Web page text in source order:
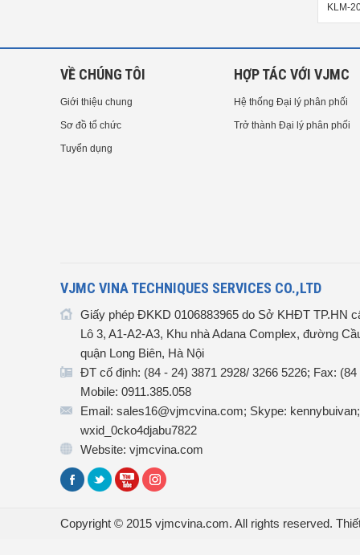
KLM-
KLM-
VỀ CHÚNG TÔI
Giới thiệu chung
Sơ đồ tổ chức
Tuyển dụng
HỢP TÁC VỚI VJMC
Hệ thống Đại lý phân phối
Trở thành Đại lý phân phối
VJMC VINA TECHNIQUES SERVICES CO.,LTD
Giấy phép ĐKKD 0106883965 do Sở KHĐT TP.HN
Lô 3, A1-A2-A3, Khu nhà Adana Complex, đường
quận Long Biên, Hà Nội
ĐT cố định: (84 - 24) 3871 2928/ 3266 5226; Fax:
Mobile: 0911.385.058
Email: sales16@vjmcvina.com; Skype:
wxid_0cko4djabu7822
Website: vjmcvina.com
Copyright © 2015 vjmcvina.com. All rights reserved.